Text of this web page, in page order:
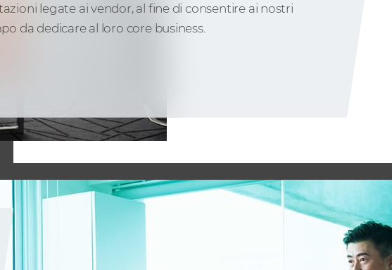
legate ai vendor, al fine di consentire ai nostri
da dedicare al loro core business.